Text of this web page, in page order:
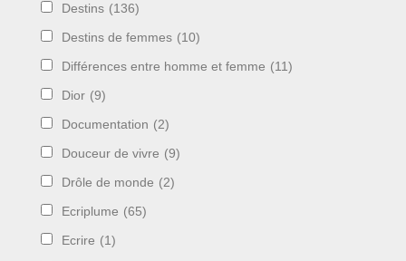
Destins (136)
Destins de femmes (10)
Différences entre homme et femme (11)
Dior (9)
Documentation (2)
Douceur de vivre (9)
Drôle de monde (2)
Ecriplume (65)
Ecrire (1)